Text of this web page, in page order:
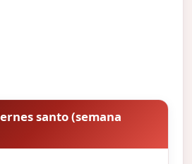
santo (semana